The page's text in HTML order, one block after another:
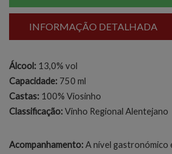
INFORMAÇÃO DETALHADA
Álcool: 13,0% vol
Capacidade: 750 ml
Castas: 100% Viosinho
Classificação:Vinho Regional Alentejano
Acompanhamento:A nível gastronómico